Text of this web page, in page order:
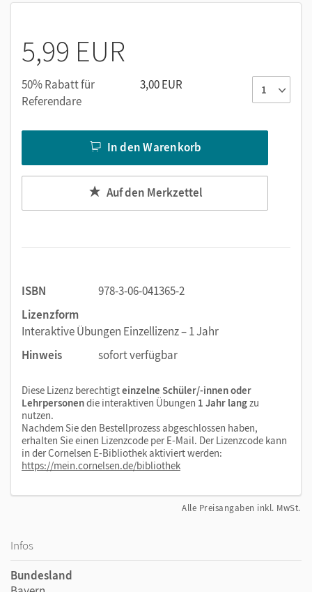
5,99 EUR
50% Rabatt für
Referendare
3,00 EUR
In den Warenkorb
Auf den Merkzettel
ISBN
978-3-06-041365-2
Lizenzform
Interaktive Übungen Einzellizenz – 1 Jahr
Hinweis
sofort verfügbar
Diese Lizenz berechtigteinzelne Schüler/-innen oder
Lehrpersonendie interaktiven Übungen 1 Jahr langzu
nutzen.
Nachdem Sie den Bestellprozess abgeschlossen haben,
erhalten Sie einen Lizenzcode per E-Mail. Der Lizenzcode kann
in der Cornelsen E-Bibliothek aktiviert werden:
https://mein.cornelsen.de/bibliothek
Alle Preisangaben inkl. MwSt.
Infos
Bundesland